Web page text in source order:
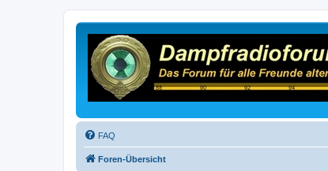
FAQ
Foren-Übersicht